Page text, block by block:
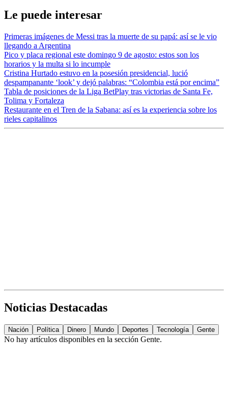
Le puede interesar
Primeras imágenes de Messi tras la muerte de su papá: así se le vio
llegando a Argentina
Pico y placa regional este domingo 9 de agosto: estos son los
horarios y la multa si lo incumple
Cristina Hurtado estuvo en la posesión presidencial, lució
despampanante ‘look’ y dejó palabras: “Colombia está por encima”
Tabla de posiciones de la Liga BetPlay tras victorias de Santa Fe,
Tolima y Fortaleza
Restaurante en el Tren de la Sabana: así es la experiencia sobre los
rieles capitalinos
Noticias Destacadas
Nación Política Dinero Mundo Deportes Tecnología Gente
No hay artículos disponibles en la sección Gente.